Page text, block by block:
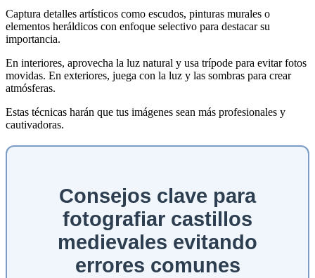
Captura detalles artísticos como escudos, pinturas murales o
elementos heráldicos con enfoque selectivo para destacar su
importancia.
En interiores, aprovecha la luz natural y usa trípode para evitar fotos
movidas. En exteriores, juega con la luz y las sombras para crear
atmósferas.
Estas técnicas harán que tus imágenes sean más profesionales y
cautivadoras.
Consejos clave para
fotografiar castillos
medievales evitando
errores comunes